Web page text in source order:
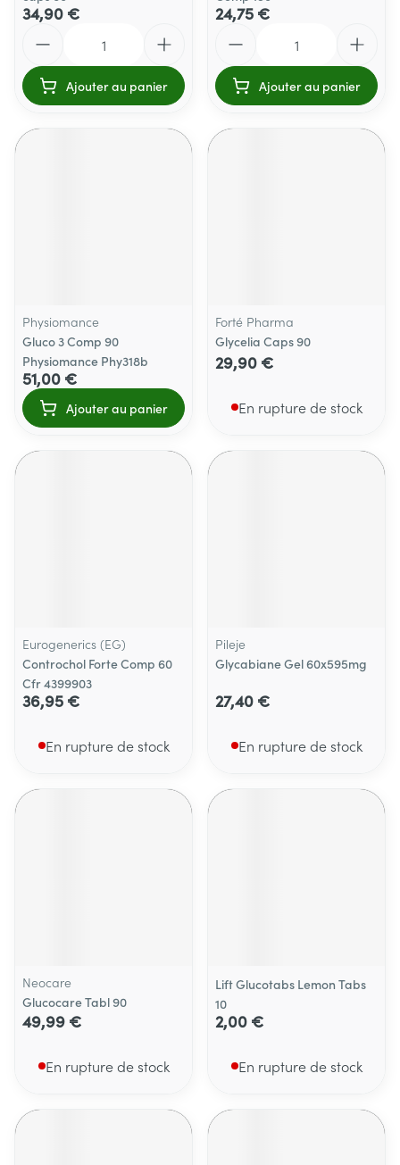
34,90 €
Ajouter au panier
24,75 €
Ajouter au panier
Physiomance
Gluco 3 Comp 90
Physiomance Phy318b
51,00 €
Ajouter au panier
Forté Pharma
Glycelia Caps 90
29,90 €
En rupture de stock
Eurogenerics (EG)
Controchol Forte Comp 60
Cfr 4399903
36,95 €
En rupture de stock
Pileje
Glycabiane Gel 60x595mg
27,40 €
En rupture de stock
Neocare
Glucocare Tabl 90
49,99 €
En rupture de stock
Lift Glucotabs Lemon Tabs
10
2,00 €
En rupture de stock